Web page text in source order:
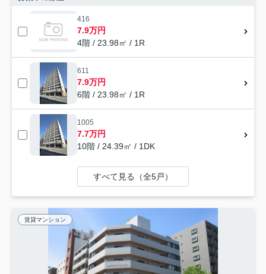
416
7.9万円
4階 / 23.98㎡ / 1R
611
7.9万円
6階 / 23.98㎡ / 1R
1005
7.7万円
10階 / 24.39㎡ / 1DK
すべて見る（全5戸）
賃貸マンション